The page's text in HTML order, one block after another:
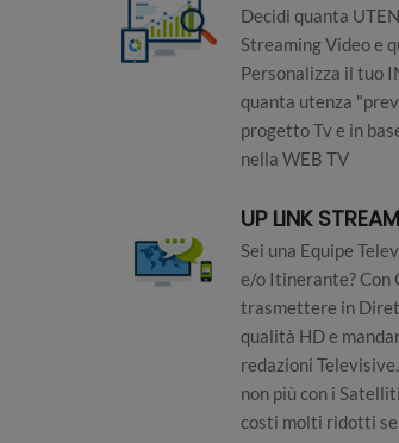
Decidi quanta
Streaming Video e
Personalizza il tuo
quanta utenza
progetto Tv e in
nella WEB TV
UP LINK
Sei una Equipe
e/o Itinerante? Con
trasmettere in
qualità HD e
redazioni
non più con i
costi molti ridotti